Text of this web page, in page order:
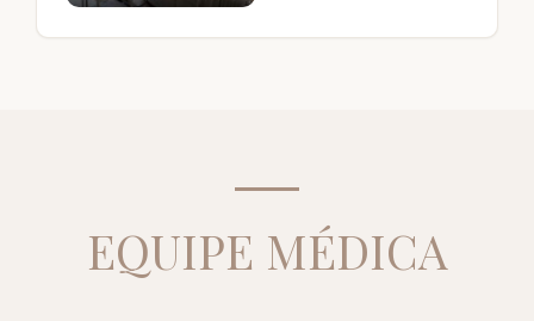
EQUIPE MÉDICA